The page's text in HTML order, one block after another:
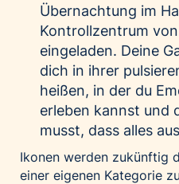
Übernachtung im
Kontrollzentrum
eingeladen. Deine
dich in ihrer
heißen, in der du
erleben kannst und
musst, dass alles
Ikonen werden zukünftig
einer eigenen Kategorie